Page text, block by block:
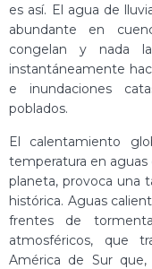
es así. El agua de
abundante en
congelan y nada
instantáneamente
e inundaciones
poblados.
El calentamiento
temperatura en aguas
planeta, provoca una
histórica. Aguas
frentes de
atmosféricos, que
América de Sur